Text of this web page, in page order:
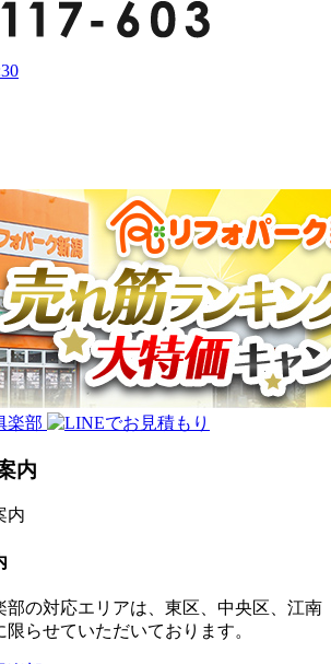
内
部の対応エリアは、東区、中央区、江南
らせていただいております。